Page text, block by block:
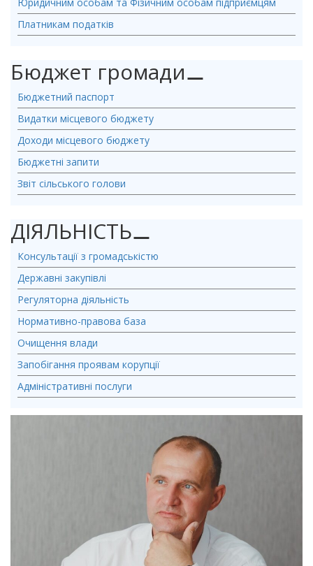
Платникам податків
Бюджет громади⚊
Бюджетний паспорт
Видатки місцевого бюджету
Доходи місцевого бюджету
Бюджетні запити
Звіт сільського голови
ДІЯЛЬНІСТЬ⚊
Консультації з громадськістю
Державні закупівлі
Регуляторна діяльність
Нормативно-правова база
Очищення влади
Запобігання проявам корупції
Адміністративні послуги